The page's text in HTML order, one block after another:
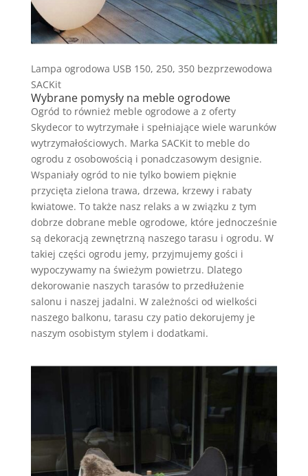
Lampa ogrodowa USB 150, 250, 350 bezprzewodowa
SACKit
Wybrane pomysły na meble ogrodowe
Ogród to również meble ogrodowe a z oferty
Skydecor to wytrzymałe i spełniające wiele warunków
wytrzymałościowych. Marka SACKit to meble do
ogrodu z osobowością i ponadczasowym designie.
Wspaniały ogród to nie tylko bowiem pięknie
przycięta zielona trawa, drzewa, krzewy i rabaty
kwiatowe. To także nasz relaks a w związku z tym
dobrze dobrane meble ogrodowe, które jednocześnie
są dekoracją zewnętrzną naszego tarasu i ogrodu. W
takiej części ogrodu jemy, przyjmujemy gości i
wypoczywamy na świeżym powietrzu. Dlatego
dekorowanie naszych tarasów to przedłużenie
salonu i naszej jadalni. W zależności od wielkości
naszego balkonu, tarasu czy patio dekorujemy je
naszym osobistym stylem i dodatkami.